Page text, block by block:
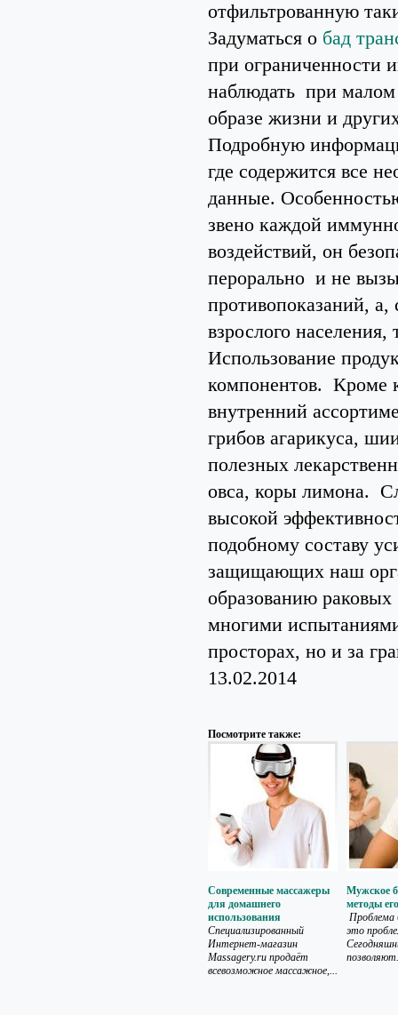
отфильтрованную
Задуматься о бад
при ограниченности
наблюдать при малом
образе жизни и
Подробную
где содержится все
данные.
звено каждой
воздействий, он
перорально и не
противопоказаний,
взрослого населения,
Использование
компонентов. Кроме
внутренний
грибов агарикуса,
полезных
овса, коры лимона.
высокой
подобному составу
защищающих наш
образованию
многими
просторах, но и за
13.02.2014
Посмотрите также:
Современные массажеры
для домашнего
использования
Специализированный
Интернет-магазин
Massagery.ru продаёт
всевозможное массажное,...
Мужское
методы
Проблема
это